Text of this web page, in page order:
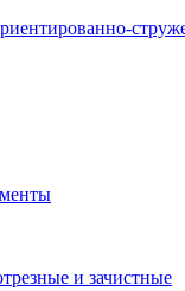
и зачистные